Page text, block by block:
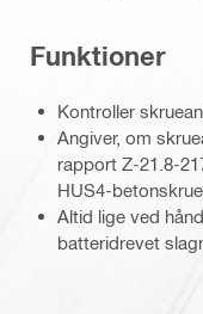
Funktioner
Kontroller
Angiver, om
rapport Z-21.8-
HUS4-
Altid lige ved
batteridrevet